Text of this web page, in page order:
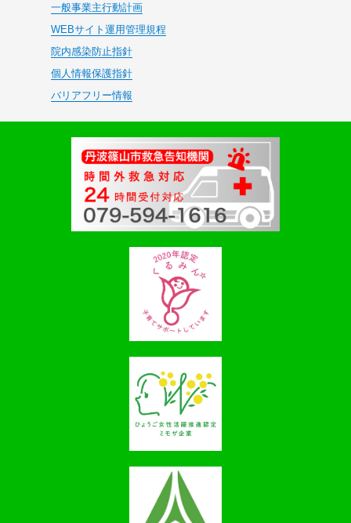
一般事業主行動計画
WEBサイト運用管理規程
院内感染防止指針
個人情報保護指針
バリアフリー情報